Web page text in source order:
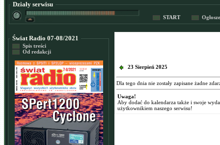
Działy serwisu
START
Świat Radio 07-08/2021
Spis treści
Od redakcji
23 Sierpień 2025
Dla tego dnia nie zostały zapisane żadne
Uwaga!
Aby dodać do kalendarza także i swoje
użytkownikiem naszego serwisu!